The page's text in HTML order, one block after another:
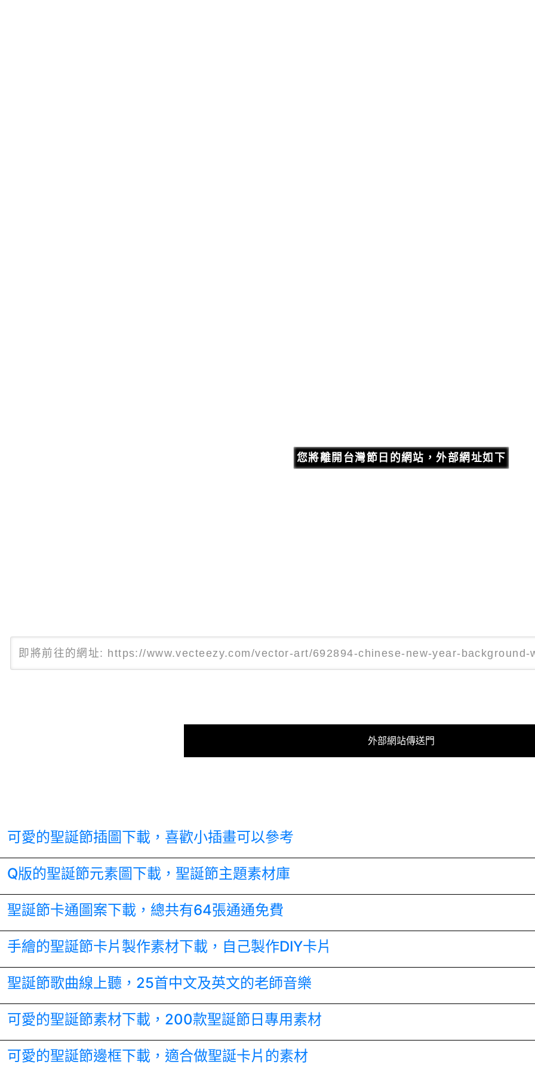
外部網站傳
可愛的聖誕節插圖下載，喜歡小插畫可以參考
Q版的聖誕節元素圖下載，聖誕節主題素材庫
聖誕節卡通圖案下載，總共有64張通通免費
手繪的聖誕節卡片製作素材下載，自己製作DIY卡片
聖誕節歌曲線上聽，25首中文及英文的老師音樂
可愛的聖誕節素材下載，200款聖誕節日專用素材
可愛的聖誕節邊框下載，適合做聖誕卡片的素材